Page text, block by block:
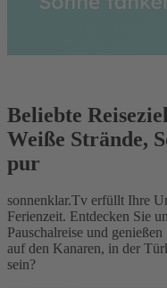
Beliebte
Weiße Strände,
pur
sonnenklar.Tv erfüllt Ihre
Ferienzeit. Entdecken Sie
Pauschalreise und
auf den Kanaren, in der
sein?